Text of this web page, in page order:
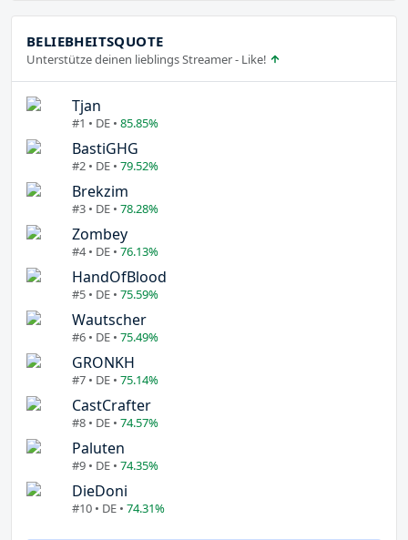
BELIEBHEITSQUOTE
Unterstütze deinen lieblings Streamer - Like!
Tjan
#1 • DE • 85.85%
BastiGHG
#2 • DE • 79.52%
Brekzim
#3 • DE • 78.28%
Zombey
#4 • DE • 76.13%
HandOfBlood
#5 • DE • 75.59%
Wautscher
#6 • DE • 75.49%
GRONKH
#7 • DE • 75.14%
CastCrafter
#8 • DE • 74.57%
Paluten
#9 • DE • 74.35%
DieDoni
#10 • DE • 74.31%